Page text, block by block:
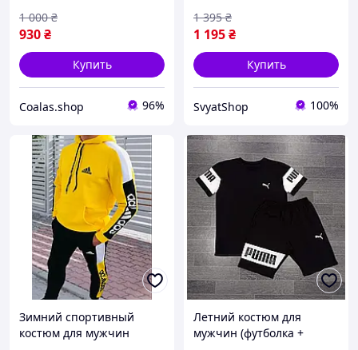
костюм
930₴
1 000 ₴
Купить
Coalas.shop 96%
кофта штаны
1 195₴
1 395 ₴
Купить
SvyatShop 100%
Зимний спортивный
костюм для мужчин
Летний костюм для
мужчин (футболка +